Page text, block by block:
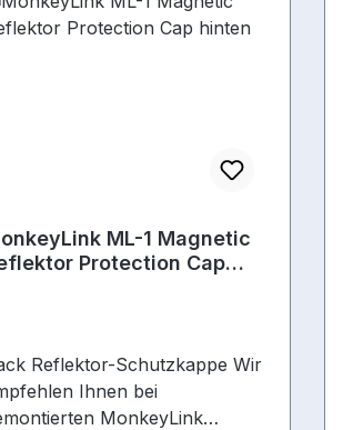
ML-1 Magnetic
Protection Cap
Reflektor-Schutzkappe Wir
Ihnen bei
MonkeyLink